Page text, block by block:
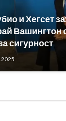
и Хегсет
Вашингтон
сигурност